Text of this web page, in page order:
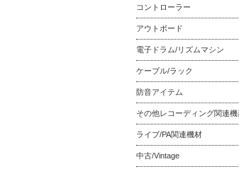
コントローラー
アウトボード
電子ドラム/リズムマシン
ケーブル/ラック
防音アイテム
その他レコーディング関連機
ライブ/PA関連機材
中古/Vintage